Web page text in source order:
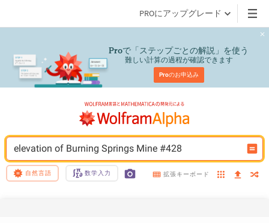
PROにアップグレード
Proで「ステップごとの解説」を使う
難しい計算の過程が確認できます
Proのお申込み
elevation of Burning Springs Mine #428
自然言語 数学入力 拡張キーボード